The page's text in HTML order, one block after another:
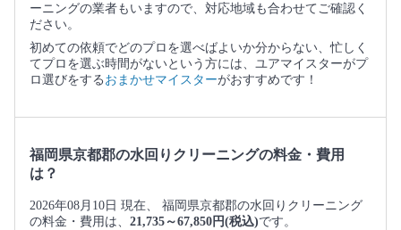
ーニングの業者もいますので、対応地域も合わせてご確認く
ださい。
初めての依頼でどのプロを選べばよいか分からない、忙しく
てプロを選ぶ時間がないという方には、ユアマイスターがプ
ロ選びをする おまかせマイスターがおすすめです！
福岡県京都郡の水回りクリーニングの料金・費用
は？
2026年08月10日 現在、 福岡県京都郡の水回りクリーニング
の料金・費用は、 21,735～67,850円(税込)です。